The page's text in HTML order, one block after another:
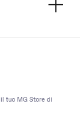
tuo MG Store di